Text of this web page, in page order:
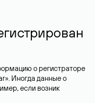
о регистраторе
Иногда данные о
если возник